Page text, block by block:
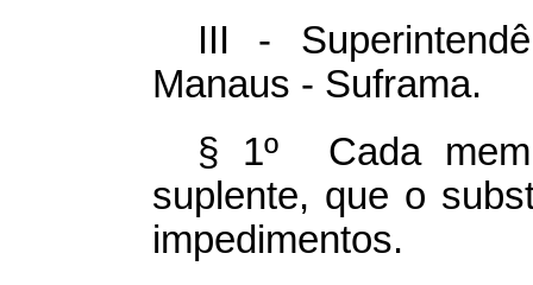
III -
Manaus - Suframa.
§ 1º Cada
suplente, que o
impedimentos.